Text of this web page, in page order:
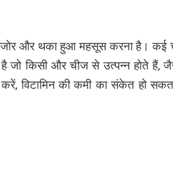
और थका हुआ महसूस करना है। कई
जो किसी और चीज से उत्पन्न होते हैं,
करें, विटामिन की कमी का संकेत हो